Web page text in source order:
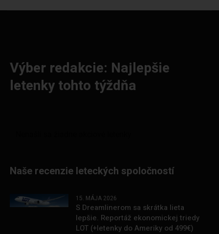
Výber redakcie: Najlepšie
letenky tohto týždňa
Naše recenzie leteckých spoločností
15. MÁJA 2026
S Dreamlinerom sa skrátka lieta
lepšie. Reportáž ekonomickej triedy
LOT (+letenky do Ameriky od 499€)